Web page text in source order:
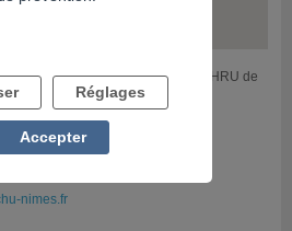
de suite et de rééducation du CHRU de
nimes.fr
Réglages
Accepter